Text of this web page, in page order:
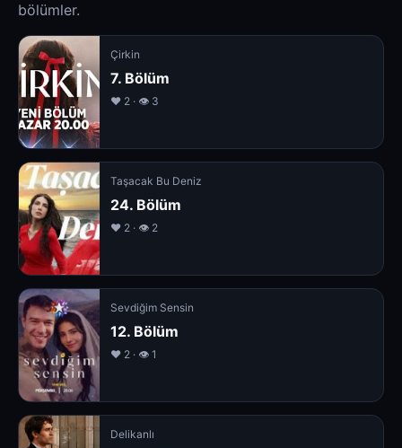
bölümler.
Çirkin
7. Bölüm
❤️ 2 · 👁 3
Taşacak Bu Deniz
24. Bölüm
❤️ 2 · 👁 2
Sevdiğim Sensin
12. Bölüm
❤️ 2 · 👁 1
Delikanlı